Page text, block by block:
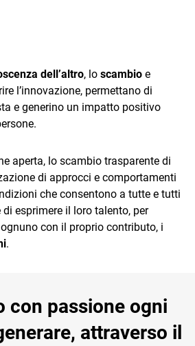
dell’altro, lo scambio e
l’innovazione, permettano di
e generino un impatto positivo
aperta, lo scambio trasparente di
di approcci e comportamenti
che consentono a tutte e tutti
esprimere il loro talento, per
con il proprio contributo, i
.
con passione ogni
attraverso il